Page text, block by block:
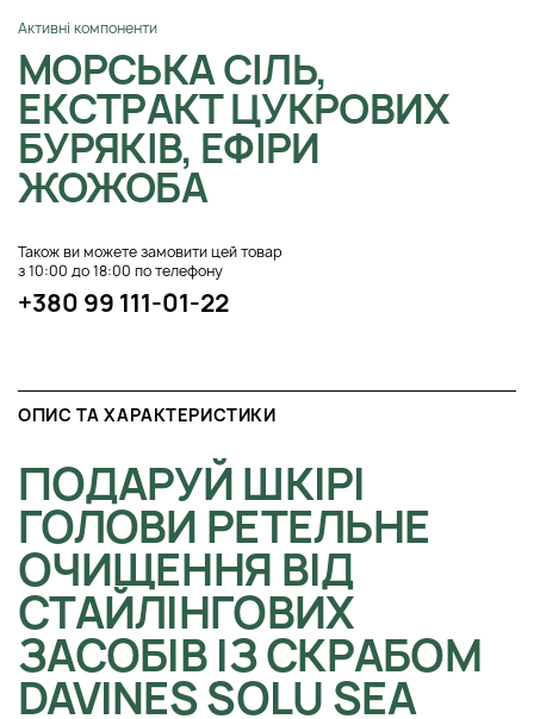
Активні компоненти
МОРСЬКА СІЛЬ,
ЕКСТРАКТ ЦУКРОВИХ
БУРЯКІВ, ЕФІРИ
ЖОЖОБА
Також ви можете замовити цей товар
з 10:00 до 18:00 по телефону
+380 99 111-01-22
ОПИС ТА ХАРАКТЕРИСТИКИ
ПОДАРУЙ ШКІРІ
ГОЛОВИ РЕТЕЛЬНЕ
ОЧИЩЕННЯ ВІД
СТАЙЛІНГОВИХ
ЗАСОБІВ ІЗ СКРАБОМ
DAVINES SOLU SEA